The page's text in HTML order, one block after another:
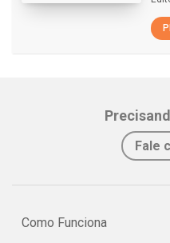
Fale
Como Funciona